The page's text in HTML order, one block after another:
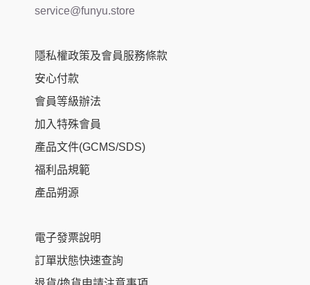
service@funyu.store
隱私權政策及會員服務條款
安心付款
會員等級辦法
加入特殊會員
產品文件(GCMS/SDS)
福利品規範
產品朔源
電子發票說明
訂單狀態快速查詢